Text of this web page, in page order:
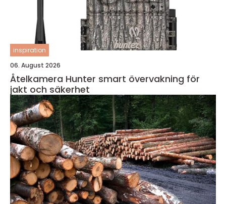
inspiration
06. August 2026
Åtelkamera Hunter smart övervakning för
jakt och säkerhet